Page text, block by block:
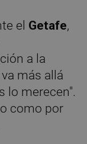
el Getafe,
a la
más allá
lo merecen".
como por